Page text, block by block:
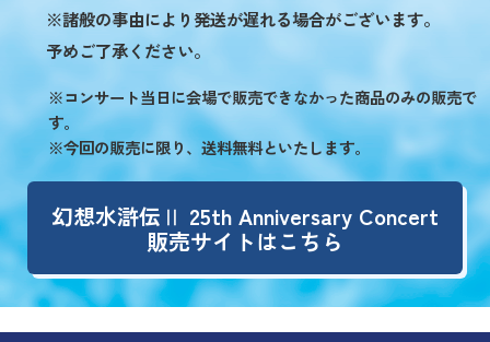
※諸般の事由により発送が遅れる場合がございます。
予めご了承ください。
※コンサート当日に会場で販売できなかった商品のみの販売で
す。
※今回の販売に限り、送料無料といたします。
幻想水滸伝Ⅱ 25th Anniversary Concert
販売サイトはこちら